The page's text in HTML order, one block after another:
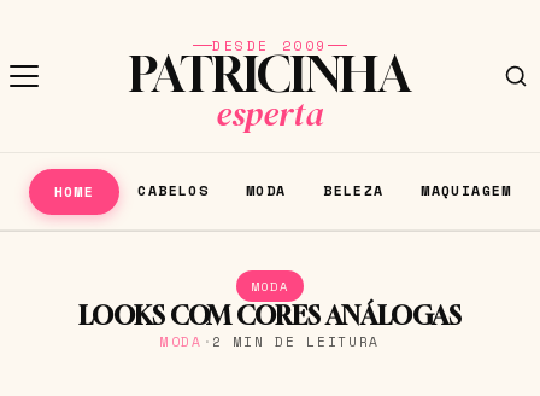
DESDE 2009
PATRICINHA
esperta
HOME CABELOS MODA BELEZA MAQUIAGEM
MODA
LOOKS COM CORES ANÁLOGAS
MODA · 2 MIN DE LEITURA